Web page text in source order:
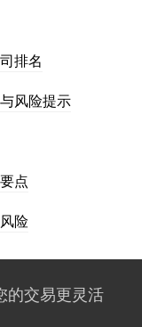
排名
风险提示
点
险
的交易更灵活